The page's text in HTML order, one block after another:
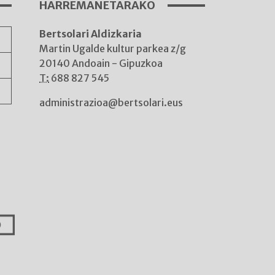
HARREMANETARAKO
Bertsolari Aldizkaria
Martin Ugalde kultur parkea z/g
20140 Andoain - Gipuzkoa
T: 688 827 545
administrazioa@bertsolari.eus